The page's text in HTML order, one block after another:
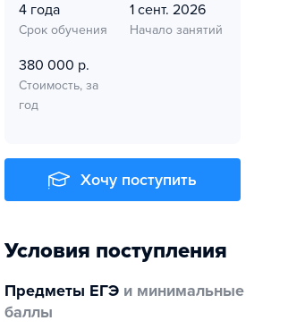
4 года
Срок обучения
1 сент. 2026
Начало занятий
380 000 р.
Стоимость, за
год
Хочу поступить
Условия поступления
Предметы ЕГЭ и минимальные
баллы